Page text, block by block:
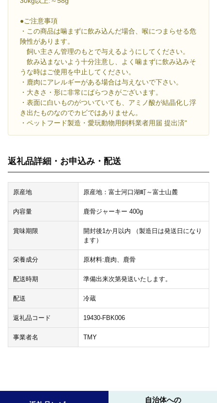
●ご注意事項
・この商品は噛まずに飲み込んだ場合、喉につまらせる危
険性があります。
飼い主さん管理のもとで与えるようにしてください。
飲み込まないよう十分注意し、よく噛まずに飲み込みそ
うな時はご使用を中止してください。
・鹿肉にアレルギーがある場合は与えないで下さい。
・大きさ・形に非常にばらつきがございます。
・表面に白いものがついていても、アミノ酸が結晶化し浮
き出たものなのでカビではありません。
・ペットフード製造・愛玩動物用飼料業者用届 提出済"
返礼品詳細・お申込み・配送
原産地 原産地：富士河口湖町～富士山麓
内容量 鹿骨ジャーキー 400g
賞味期限
開封後1か月以内 （製造日は発送日になり
ます）
栄養成分 原材料:鹿肉、鹿骨
配送時期 準備出来次第発送いたします。
配送 冷蔵
返礼品コード 19430-FBK006
事業者名 TMY
自治体への